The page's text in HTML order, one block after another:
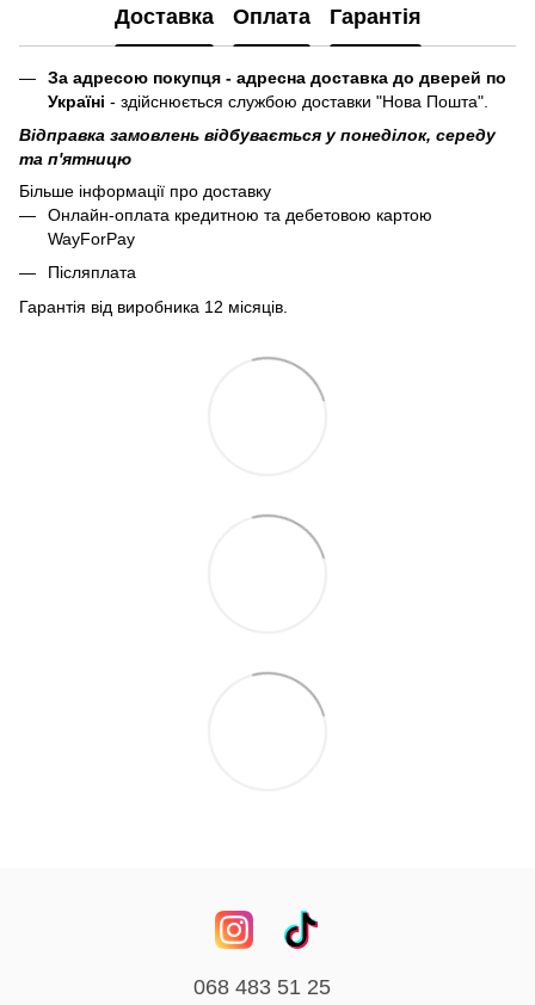
Доставка Оплата Гарантія
За адресою покупця - адресна доставка до дверей по
Україні - здійснюється службою доставки "Нова Пошта".
Відправка замовлень відбувається у понеділок, середу
та п'ятницю
Більше інформації про доставку
Онлайн-оплата кредитною та дебетовою картою
WayForPay
Післяплата
Гарантія від виробника 12 місяців.
068 483 51 25